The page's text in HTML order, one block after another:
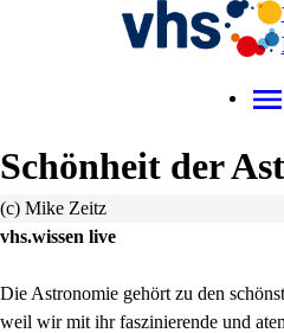
Schönheit der
(c) Mike Zeitz
vhs.wissen live
Die Astronomie gehört zu den
weil wir mit ihr faszinierende und